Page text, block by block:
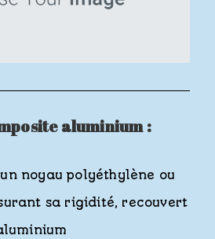
aluminium :
noyau polyéthylène ou
sa rigidité, recouvert